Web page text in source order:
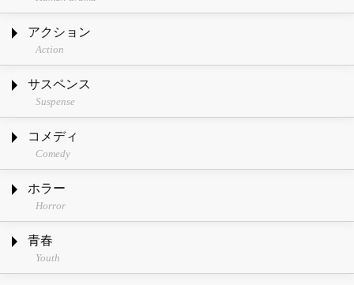
アクション
Action
サスペンス
Suspense
コメディ
Comedy
ホラー
Horror
青春
Youth